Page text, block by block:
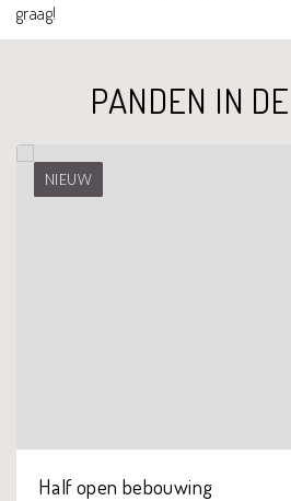
graag!
PANDEN IN
NIEUW
Half open bebouwing